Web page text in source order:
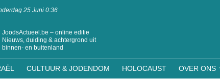
25 Juni 0:36
JoodsActueel.be – online editie
Nieuws, duiding & achtergrond uit
binnen- en buitenland
CULTUUR & JODENDOM HOLOCAUST OVER ONS